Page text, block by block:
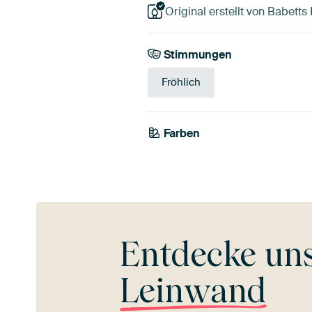
Original erstellt von Babetts
Stimmungen
Fröhlich
Farben
Braun
Entdecke
Leinwand